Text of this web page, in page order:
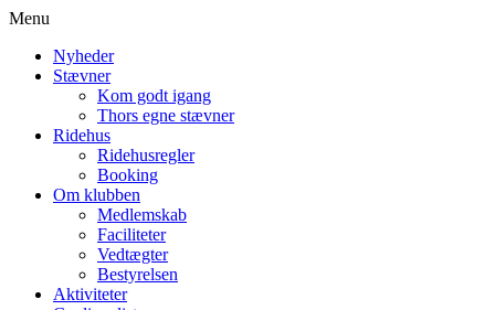
Menu
Nyheder
Stævner
Kom godt igang
Thors egne stævner
Ridehus
Ridehusregler
Booking
Om klubben
Medlemskab
Faciliteter
Vedtægter
Bestyrelsen
Aktiviteter